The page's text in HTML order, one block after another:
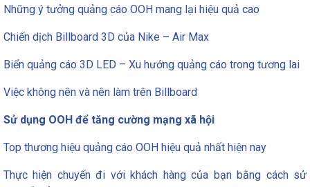
Những ý tưởng quảng cáo OOH mang lại hiệu quả cao
Chiến dịch Billboard 3D của Nike – Air Max
Biển quảng cáo 3D LED – Xu hướng quảng cáo trong tương lai
Việc không nên và nên làm trên Billboard
Sử dụng OOH để tăng cường mạng xã hội
Top thương hiệu quảng cáo OOH hiệu quả nhất hiện nay
Thực hiện chuyến đi với khách hàng của bạn bằng cách sử